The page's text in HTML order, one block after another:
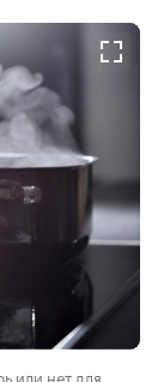
или нет для